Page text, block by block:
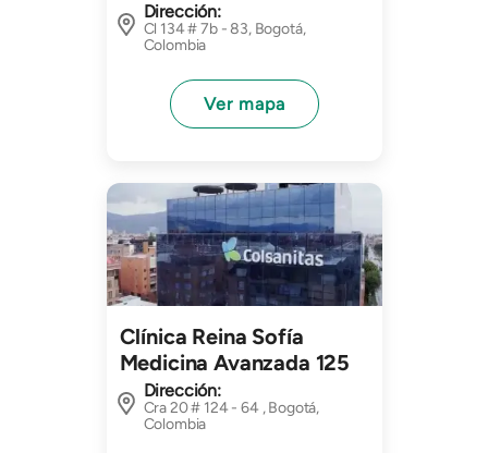
Dirección:
Cl 134 # 7b - 83, Bogotá,
Colombia
Ver mapa
Imagen
Clínica Reina Sofía
Medicina Avanzada 125
Dirección:
Cra 20 # 124 - 64 , Bogotá,
Colombia